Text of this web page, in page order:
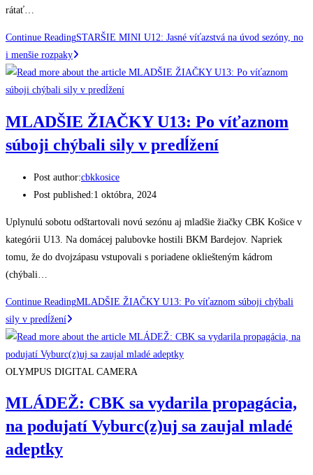
rátať…
Continue ReadingSTARŠIE MINI U12: Jasné víťazstvá na úvod sezóny, no
i menšie rozpaky
MLADŠIE ŽIAČKY U13: Po víťaznom
súboji chýbali sily v predĺžení
Post author:cbkkosice
Post published:1 októbra, 2024
Uplynulú sobotu odštartovali novú sezónu aj mladšie žiačky CBK Košice v
kategórii U13. Na domácej palubovke hostili BKM Bardejov. Napriek
tomu, že do dvojzápasu vstupovali s poriadene okliešteným kádrom
(chýbali…
Continue ReadingMLADŠIE ŽIAČKY U13: Po víťaznom súboji chýbali
sily v predĺžení
OLYMPUS DIGITAL CAMERA
MLÁDEŽ: CBK sa vydarila propagácia,
na podujatí Vyburc(z)uj sa zaujal mladé
adeptky